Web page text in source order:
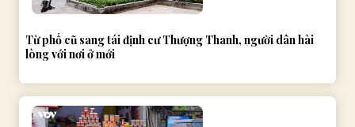
Từ phố cũ sang tái định cư Thượng Thanh, người dân hài
lòng với nơi ở mới